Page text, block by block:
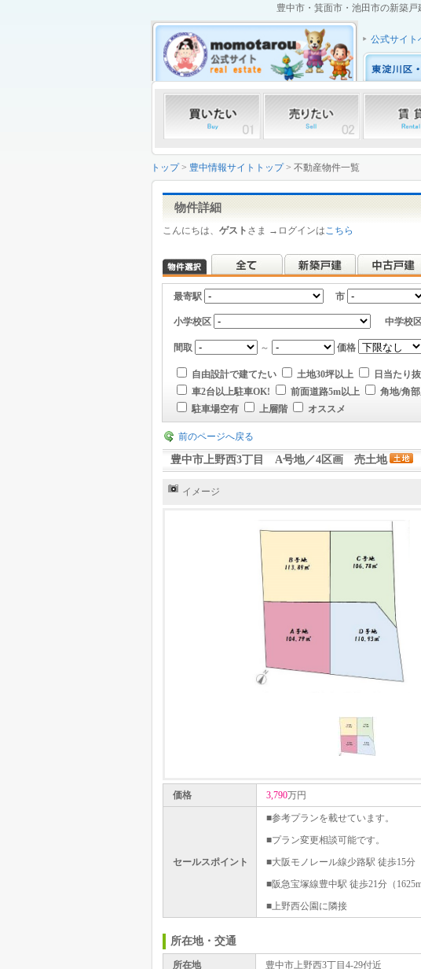
豊中市・箕面市・池田市の新築戸
公式サイト
トップ> 豊中情報サイトトップ> 不動産物件一覧
物件詳細
こんにちは、 ゲスト さま →ログインはこちら
最寄駅 市
小学校区 中学校
間取 ～ 価格
自由設計で建てたい 土地30坪以上 日当たり抜
車2台以上駐車OK!
前面道路5m以上 角地/角
駐車場空有
上層階 オススメ
前のページへ戻る
豊中市上野西3丁目 A号地／4区画 売土地
イメージ
価格 3,790万円
セールスポイント
■参考プランを載せています。
■プラン変更相談可能です。
■大阪モノレール線少路駅 徒歩15分
■阪急宝塚線豊中駅 徒歩21分（
■上野西公園に隣接
所在地・交通
所在地 豊中市上野西3丁目4-29付近